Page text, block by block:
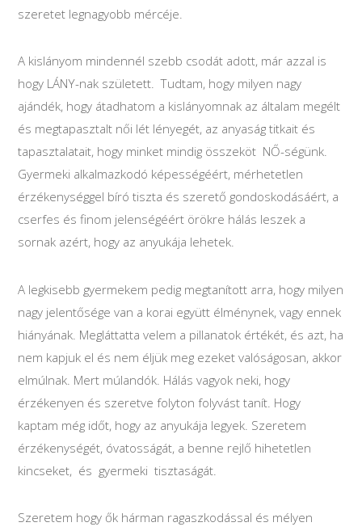
szeretet legnagyobb mércéje.
A kislányom mindennél szebb csodát adott, már azzal is
hogy LÁNY-nak született. Tudtam, hogy milyen nagy
ajándék, hogy átadhatom a kislányomnak az általam megélt
és megtapasztalt női lét lényegét, az anyaság titkait és
tapasztalatait, hogy minket mindig összeköt NŐ-ségünk.
Gyermeki alkalmazkodó képességéért, mérhetetlen
érzékenységgel bíró tiszta és szerető gondoskodásáért, a
cserfes és finom jelenségéért örökre hálás leszek a
sornak azért, hogy az anyukája lehetek.
A legkisebb gyermekem pedig megtanított arra, hogy milyen
nagy jelentősége van a korai együtt élménynek, vagy ennek
hiányának. Megláttatta velem a pillanatok értékét, és azt, ha
nem kapjuk el és nem éljük meg ezeket valóságosan, akkor
elmúlnak. Mert múlandók. Hálás vagyok neki, hogy
érzékenyen és szeretve folyton folyvást tanít. Hogy
kaptam még időt, hogy az anyukája legyek. Szeretem
érzékenységét, óvatosságát, a benne rejlő hihetetlen
kincseket, és gyermeki tisztaságát.
Szeretem hogy ők hárman ragaszkodással és mélyen